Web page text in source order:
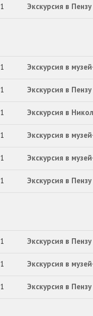
1 Экскурсия в
1 Экскурсия в
1 Экскурсия в
1 Экскурсия в
1 Экскурсия в
1 Экскурсия в
1 Экскурсия в
1 Экскурсия в
1 Экскурсия в
1 Экскурсия в